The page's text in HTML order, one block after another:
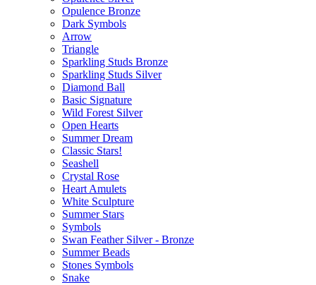
Opulence Bronze
Dark Symbols
Arrow
Triangle
Sparkling Studs Bronze
Sparkling Studs Silver
Diamond Ball
Basic Signature
Wild Forest Silver
Open Hearts
Summer Dream
Classic Stars!
Seashell
Crystal Rose
Heart Amulets
White Sculpture
Summer Stars
Symbols
Swan Feather Silver - Bronze
Summer Beads
Stones Symbols
Snake